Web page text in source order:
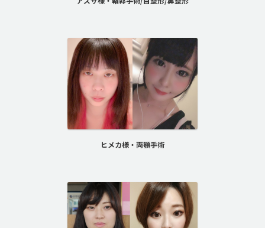
ヒメカ様・両顎手術